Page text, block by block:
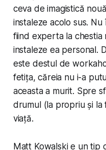
ceva de imagistică
instaleze acolo sus.
fiind experta la
instaleze ea personal.
este destul de
fetița, căreia nu i-a
aceasta a murit. Spre
drumul (la propriu și
viață.
Matt Kowalski e un tip